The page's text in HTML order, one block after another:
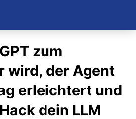
zum
wird, der Agent
erleichtert und
dein LLM